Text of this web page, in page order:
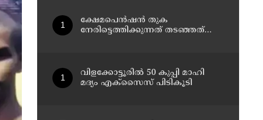
ക്ഷേമപെൻഷൻ തുക
നേരിട്ടെത്തിക്കുന്നത് തടഞ്ഞത്
പിണറായി വിജയൻ
വിളക്കോട്ടൂരിൽ 50 കുപ്പി മാഹി
മദ്യം എക്സൈസ് പിടികൂടി